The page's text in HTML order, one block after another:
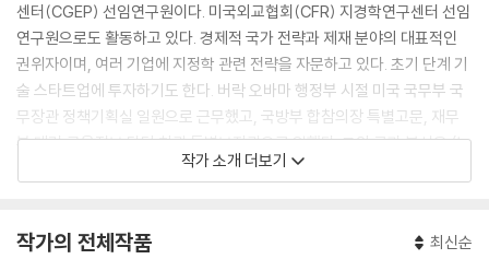
센터(CGEP) 선임연구원이다. 미국외교협회(CFR) 지경학연구센터 선임
연구원으로도 활동하고 있다. 경제적 국가 전략과 제재 분야의 대표적인
권위자이며, 여러 기업에 지정학 관련 전략을 자문하고 있다. 초기 단계 기
술 스타트업에 투자하기도 한다. 버락 오바마 행정부 시절 미국 국무부 국
무장관 정책기획실 일원으로 근무했고, 국방부 합참의장 특별고문, 재무
부 테러·금융정보 담당 차관 특별보좌관으로 일했다. 그의 글과 분석은 〈뉴
욕타임스〉 〈월스트리트저널〉 〈워싱턴포스트〉 〈파이낸셜 타임스〉 〈이코노
석사(MPhil), 스탠퍼드대학교에서 MBA를 취득했으며, 현재 뉴욕시에서
작가 소개 더보기
작가의 전체작품 최신순